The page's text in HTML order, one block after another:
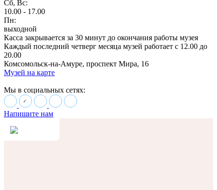
Сб, Вс:
10.00 - 17.00
Пн:
выходной
Касса закрывается за 30 минут до окончания работы музея
Каждый последний четверг месяца музей работает с 12.00 до
20.00
Комсомольск-на-Амуре, проспект Мира, 16
Музей на карте
Мы в социальных сетях:
Напишите нам